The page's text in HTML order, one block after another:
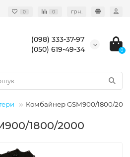
0 0 грн.
(098) 333-37-97
(050) 619-49-34
0
Комбайнер GSM900/1800/
1800/2000